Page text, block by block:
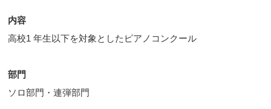
内容
高校1 年生以下を対象としたピアノコンクール
部門
ソロ部門・連弾部門